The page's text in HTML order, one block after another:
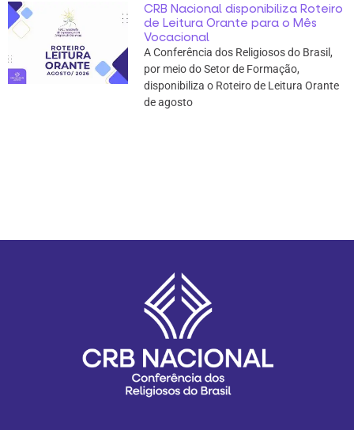
CRB Nacional disponibiliza Roteiro
de Leitura Orante para o Mês
Vocacional
A Conferência dos Religiosos do Brasil,
por meio do Setor de Formação,
disponibiliza o Roteiro de Leitura Orante
de agosto